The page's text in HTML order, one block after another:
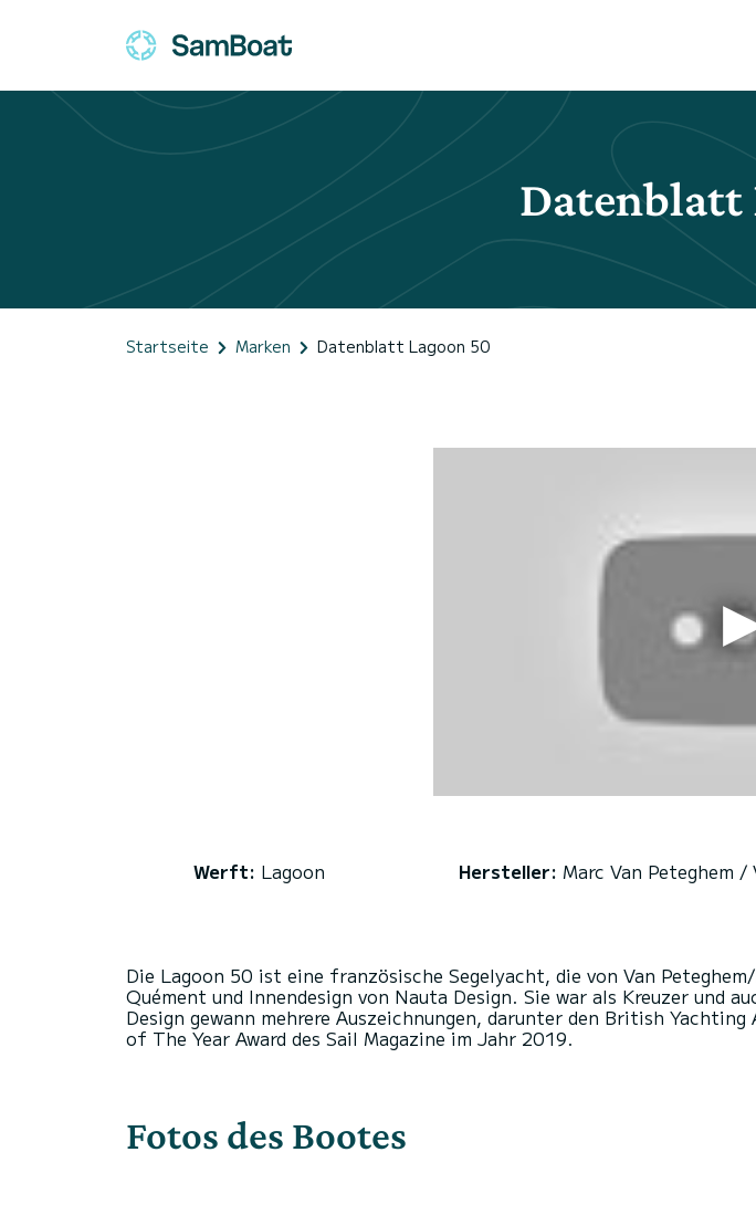
Datenblatt
Startseite Marken Datenblatt Lagoon 50
Werft: Lagoon Hersteller: Marc Van Peteghem
Die Lagoon 50 ist eine französische Segelyacht, die von Van
Quément und Innendesign von Nauta Design. Sie war als Kreuzer und
Design gewann mehrere Auszeichnungen, darunter den British
Fotos des Bootes